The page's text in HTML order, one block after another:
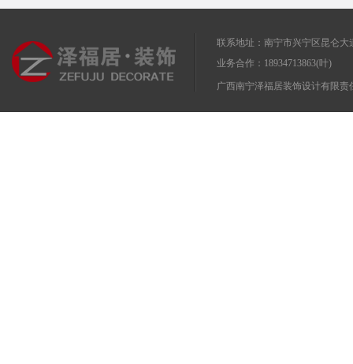
联系地址：南宁市兴宁区昆仑大
业务合作：18934713863(叶)
广西南宁泽福居装饰设计有限